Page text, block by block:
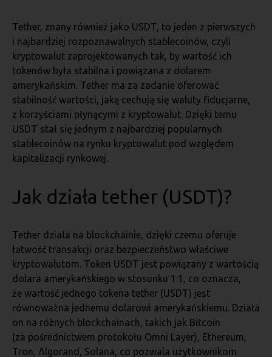
Tether, znany również jako USDT, to jeden z pierwszych
i najbardziej rozpoznawalnych stablecoinów, czyli
kryptowalut zaprojektowanych tak, by wartość ich
tokenów była stabilna i powiązana z dolarem
amerykańskim. Tether ma za zadanie oferować
stabilność wartości, jaką cechują się waluty fiducjarne,
z korzyściami płynącymi z kryptowalut. Dzięki temu
USDT stał się jednym z najbardziej popularnych
stablecoinów na rynku kryptowalut pod względem
kapitalizacji rynkowej.
Jak działa tether (USDT)?
Tether działa na blockchainie, dzięki czemu oferuje
łatwość transakcji oraz bezpieczeństwo właściwe
kryptowalutom. Token USDT jest powiązany z wartością
dolara amerykańskiego w stosunku 1:1, co oznacza,
że wartość jednego tokena tether (USDT) jest
równoważna jednemu dolarowi amerykańskiemu. Działa
on na różnych blockchainach, takich jak Bitcoin
(za pośrednictwem protokołu Omni Layer), Ethereum,
Tron, Algorand, Solana, co pozwala użytkownikom